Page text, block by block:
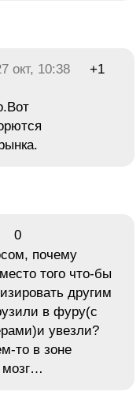
окт, 10:38 +1
0
почему
того что-бы
другим
в фуру(с
увезли?
то в зоне